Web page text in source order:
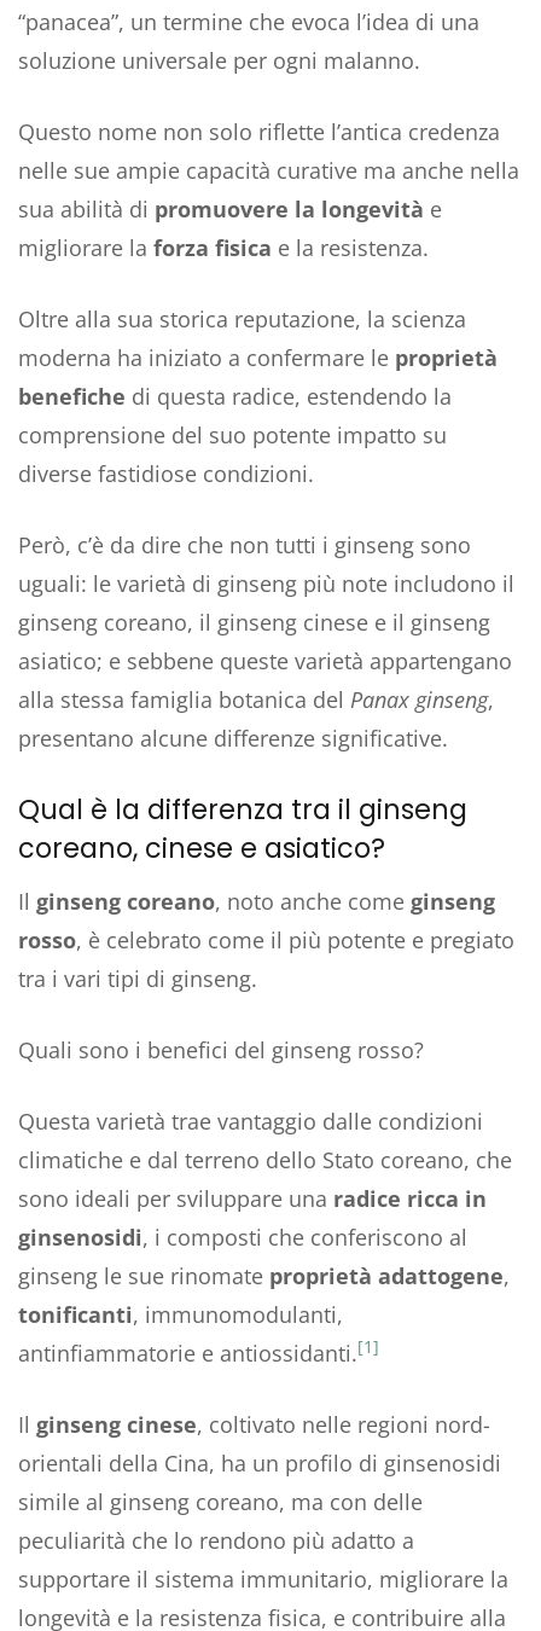
“panacea”, un termine che evoca l’idea di una
soluzione universale per ogni malanno.
Questo nome non solo riflette l’antica credenza
nelle sue ampie capacità curative ma anche nella
sua abilità di promuovere la longevità e
migliorare la forza fisica e la resistenza.
Oltre alla sua storica reputazione, la scienza
moderna ha iniziato a confermare le proprietà
benefiche di questa radice, estendendo la
comprensione del suo potente impatto su
diverse fastidiose condizioni.
Però, c’è da dire che non tutti i ginseng sono
uguali: le varietà di ginseng più note includono il
ginseng coreano, il ginseng cinese e il ginseng
asiatico; e sebbene queste varietà appartengano
alla stessa famiglia botanica del Panax ginseng,
presentano alcune differenze significative.
Qual è la differenza tra il ginseng
coreano, cinese e asiatico?
Il ginseng coreano, noto anche come ginseng
rosso, è celebrato come il più potente e pregiato
tra i vari tipi di ginseng.
Quali sono i benefici del ginseng rosso?
Questa varietà trae vantaggio dalle condizioni
climatiche e dal terreno dello Stato coreano, che
sono ideali per sviluppare una radice ricca in
ginsenosidi, i composti che conferiscono al
ginseng le sue rinomate proprietà adattogene,
tonificanti, immunomodulanti,
antinfiammatorie e antiossidanti.[1]
Il ginseng cinese, coltivato nelle regioni nord-
orientali della Cina, ha un profilo di ginsenosidi
simile al ginseng coreano, ma con delle
peculiarità che lo rendono più adatto a
supportare il sistema immunitario, migliorare la
longevità e la resistenza fisica, e contribuire alla